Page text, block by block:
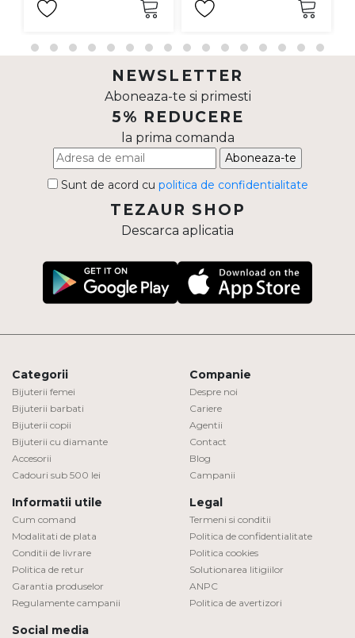
NEWSLETTER
Aboneaza-te si primesti
5% REDUCERE
la prima comanda
Aboneaza-te
Sunt de acord cu politica de confidentialitate
TEZAUR SHOP
Descarca aplicatia
Categorii
Bijuterii femei
Bijuterii barbati
Bijuterii copii
Bijuterii cu diamante
Accesorii
Cadouri sub 500 lei
Companie
Despre noi
Cariere
Agentii
Contact
Blog
Campanii
Informatii utile
Cum comand
Modalitati de plata
Conditii de livrare
Politica de retur
Garantia produselor
Regulamente campanii
Legal
Termeni si conditii
Politica de confidentialitate
Politica cookies
Solutionarea litigiilor
ANPC
Politica de avertizori
Social media